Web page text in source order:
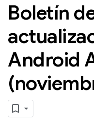
Boletín
Android